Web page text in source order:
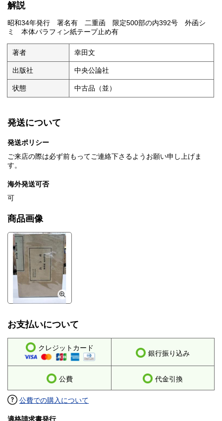
解説
昭和34年発行 署名有 二重函 限定500部の内392号 外函シ
ミ 本体パラフィン紙テープ止め有
著者 幸田文
出版社 中央公論社
状態 中古品（並）
発送について
発送ポリシー
ご来店の際は必ず前もってご連絡下さるようお願い申し上げま
す。
海外発送可否
可
商品画像
お支払いについて
クレジットカード
銀行振り込み
公費 代金引換
公費での購入について
適格請求書発行